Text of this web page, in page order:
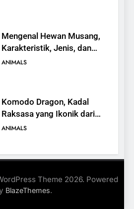
Mengenal Hewan Musang,
Karakteristik, Jenis, dan
Peran dalam Ekosistem
ANIMALS
Komodo Dragon, Kadal
Raksasa yang Ikonik dari
Indonesia
ANIMALS
Emas, Penemuan Baru di
Dunia Satwa
ANIMALS
Theme 2026. Powered
BlazeThemes.